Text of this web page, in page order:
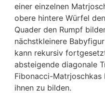
einer einzelnen
obere hintere Würfel
Quader den Rumpf
nächstkleinere
kann rekursiv
absteigende diagonale
Fibonacci-
ihnen zu bilden.